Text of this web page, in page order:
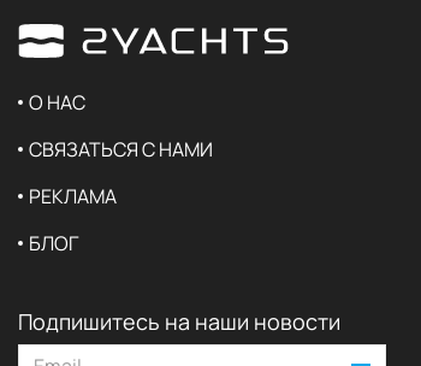
О НАС
СВЯЗАТЬСЯ С НАМИ
РЕКЛАМА
БЛОГ
Подпишитесь на наши новости